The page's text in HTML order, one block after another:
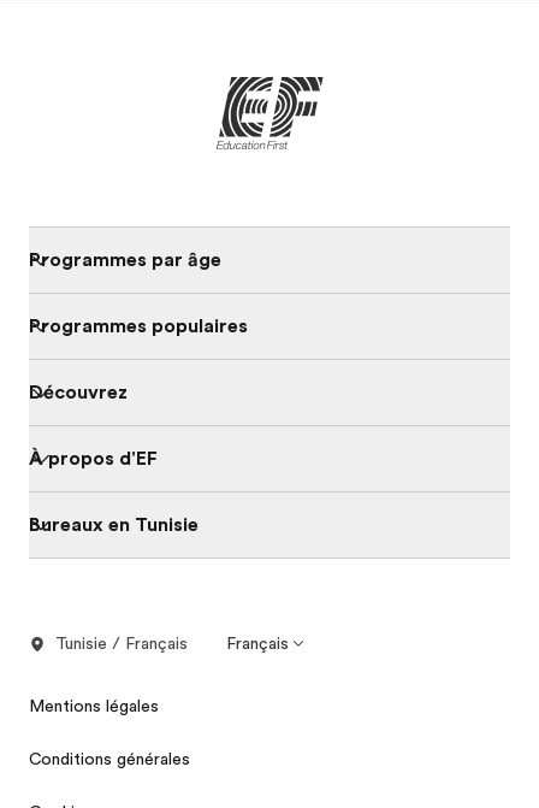
Programmes par âge
Programmes populaires
Découvrez
À propos d'EF
Bureaux en Tunisie
Tunisie / Français Français
Mentions légales
Conditions générales